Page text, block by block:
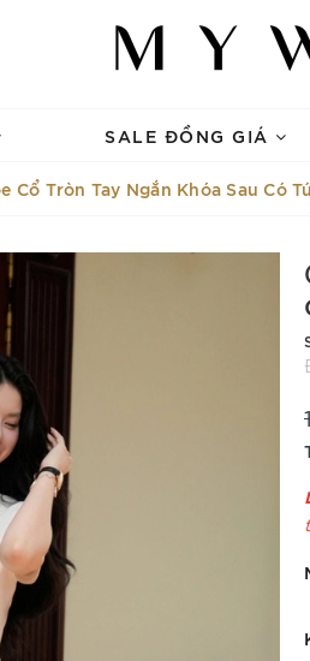
SALE ĐỒNG GIÁ
Cổ Tròn Tay Ngắn Khóa Sau Có